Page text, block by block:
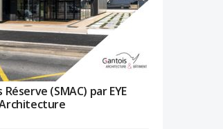
(SMAC) par EYE